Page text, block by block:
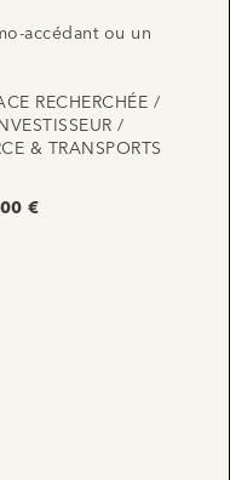
accédant ou un
RECHERCHÉE /
/
& TRANSPORTS
€